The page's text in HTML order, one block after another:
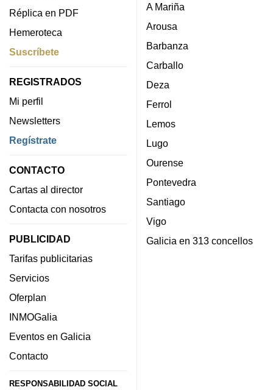
Réplica en PDF
Hemeroteca
Suscríbete
REGISTRADOS
Mi perfil
Newsletters
Regístrate
CONTACTO
Cartas al director
Contacta con nosotros
PUBLICIDAD
Tarifas publicitarias
Servicios
Oferplan
INMOGalia
Eventos en Galicia
Contacto
RESPONSABILIDAD SOCIAL
A Mariña
Arousa
Barbanza
Carballo
Deza
Ferrol
Lemos
Lugo
Ourense
Pontevedra
Santiago
Vigo
Galicia en 313 concellos